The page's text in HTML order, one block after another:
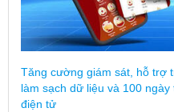
Tăng cường giám sát, hỗ trợ
làm sạch dữ liệu và 100
điện tử